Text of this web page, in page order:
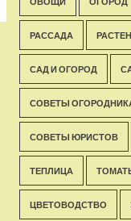
РАССАДА
САД И ОГОРОД
СОВЕТЫ
СОВЕТЫ ЮРИСТОВ
ТЕПЛИЦА
ЦВЕТОВОДСТВО